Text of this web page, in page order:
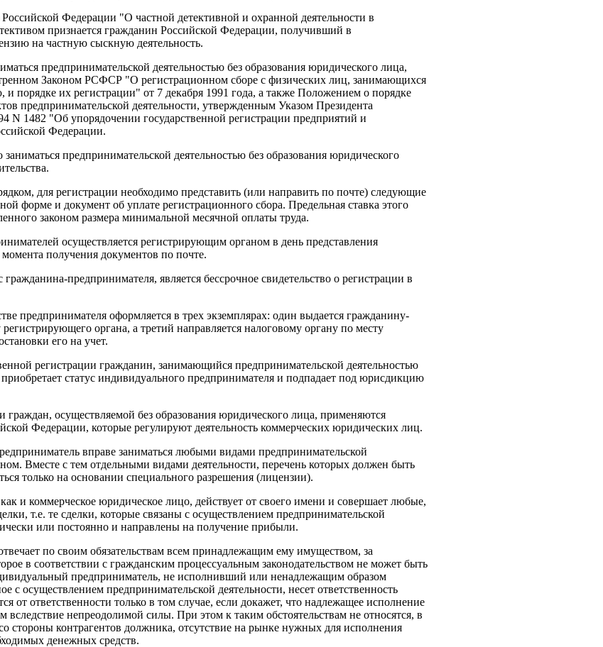
Федерации "О частной детективной и охранной деятельности в
признается гражданин Российской Федерации, получивший в
на частную сыскную деятельность.
предпринимательской деятельностью без образования юридического лица,
Законом РСФСР "О регистрационном сборе с физических лиц, занимающихся
и порядке их регистрации" от 7 декабря 1991 года, а также Положением о порядке
предпринимательской деятельности, утвержденным Указом Президента
N 1482 "Об упорядочении государственной регистрации предприятий и
Федерации.
предпринимательской деятельностью без образования юридического
для регистрации необходимо представить (или направить по почте) следующие
форме и документ об уплате регистрационного сбора. Предельная ставка этого
законом размера минимальной месячной оплаты труда.
осуществляется регистрирующим органом в день представления
получения документов по почте.
предпринимателя, является бессрочное свидетельство о регистрации в
предпринимателя оформляется в трех экземплярах: один выдается гражданину-
органа, а третий направляется налоговому органу по месту
его на учет.
регистрации гражданин, занимающийся предпринимательской деятельностью
статус индивидуального предпринимателя и подпадает под юрисдикцию
граждан, осуществляемой без образования юридического лица, применяются
Федерации, которые регулируют деятельность коммерческих юридических лиц.
вправе заниматься любыми видами предпринимательской
Вместе с тем отдельными видами деятельности, перечень которых должен быть
только на основании специального разрешения (лицензии).
и коммерческое юридическое лицо, действует от своего имени и совершает любые,
т.е. те сделки, которые связаны с осуществлением предпринимательской
или постоянно и направлены на получение прибыли.
по своим обязательствам всем принадлежащим ему имуществом, за
в соответствии с гражданским процессуальным законодательством не может быть
предприниматель, не исполнивший или ненадлежащим образом
с осуществлением предпринимательской деятельности, несет ответственность
от ответственности только в том случае, если докажет, что надлежащее исполнение
вследствие непреодолимой силы. При этом к таким обстоятельствам не относятся, в
стороны контрагентов должника, отсутствие на рынке нужных для исполнения
денежных средств.